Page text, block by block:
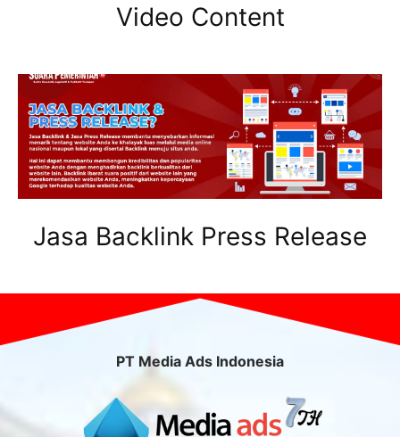
Video Content
Jasa Backlink Press Release
PT Media Ads Indonesia